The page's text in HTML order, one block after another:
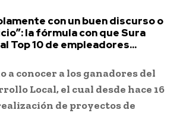
con un buen discurso o
la fórmula con que Sura
Top 10 de empleadores...
a conocer a los ganadores del
Local, el cual desde hace 16
de proyectos de